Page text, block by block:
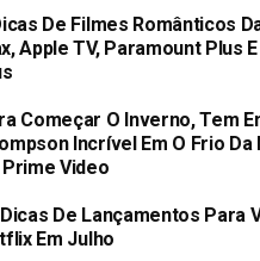
De Filmes Românticos
Apple TV, Paramount Plus
Começar O Inverno, Tem
Incrível Em O Frio Da
Prime Video
De Lançamentos Para
Em Julho